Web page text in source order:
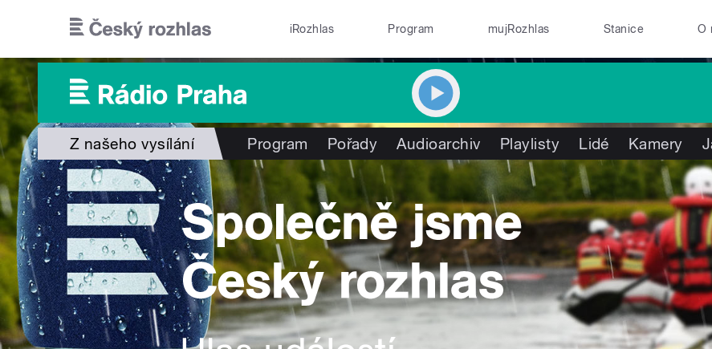
iRozhlas Program mujRozhlas Stanice O
Z našeho vysílání Program Pořady Audioarchiv Playlisty Lidé Kamery